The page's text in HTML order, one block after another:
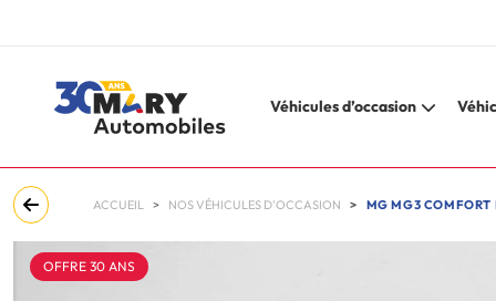
Véhicules d’occasion
ACCUEIL NOS VÉHICULES D'OCCASION MG MG3 COMFORT
OFFRE 30 ANS